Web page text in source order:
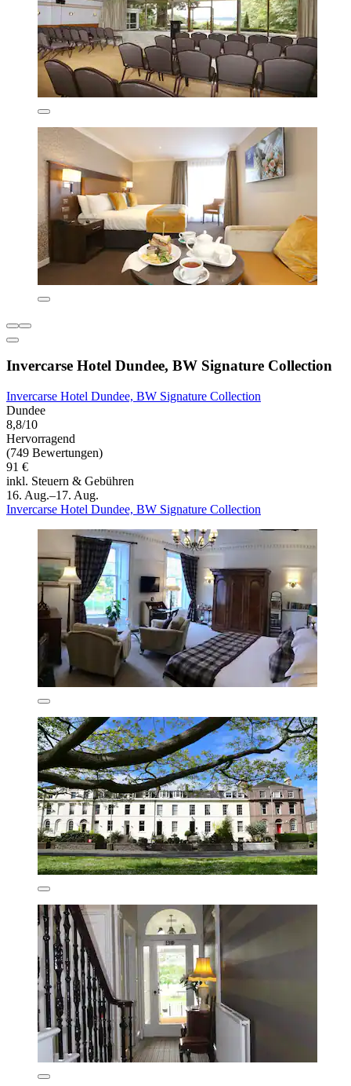
Invercarse Hotel Dundee, BW Signature Collection
Invercarse Hotel Dundee, BW Signature Collection
Dundee
8,8/10
Hervorragend
(749 Bewertungen)
91 €
inkl. Steuern & Gebühren
16. Aug.–17. Aug.
Invercarse Hotel Dundee, BW Signature Collection